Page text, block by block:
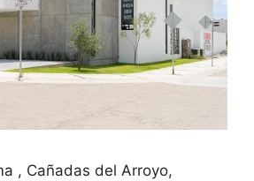
, Cañadas del Arroyo,